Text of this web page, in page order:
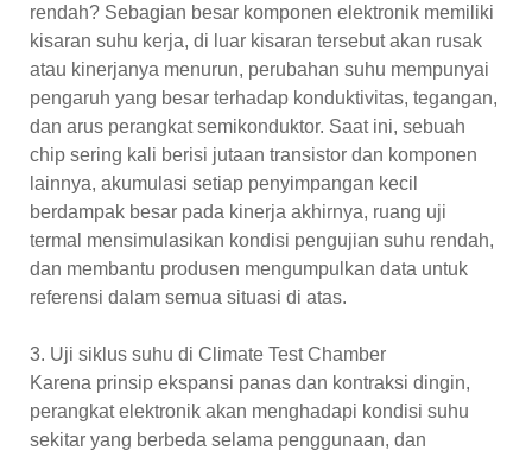
rendah? Sebagian besar komponen elektronik memiliki
kisaran suhu kerja, di luar kisaran tersebut akan rusak
atau kinerjanya menurun, perubahan suhu mempunyai
pengaruh yang besar terhadap konduktivitas, tegangan,
dan arus perangkat semikonduktor. Saat ini, sebuah
chip sering kali berisi jutaan transistor dan komponen
lainnya, akumulasi setiap penyimpangan kecil
berdampak besar pada kinerja akhirnya, ruang uji
termal mensimulasikan kondisi pengujian suhu rendah,
dan membantu produsen mengumpulkan data untuk
referensi dalam semua situasi di atas.
3. Uji siklus suhu di Climate Test Chamber
Karena prinsip ekspansi panas dan kontraksi dingin,
perangkat elektronik akan menghadapi kondisi suhu
sekitar yang berbeda selama penggunaan, dan